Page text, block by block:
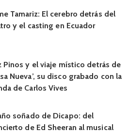
Tamariz: El cerebro detrás del
y el casting en Ecuador
Pinos y el viaje místico detrás de
Nueva’, su disco grabado con la
de Carlos Vives
soñado de Dicapo: del
de Ed Sheeran al musical